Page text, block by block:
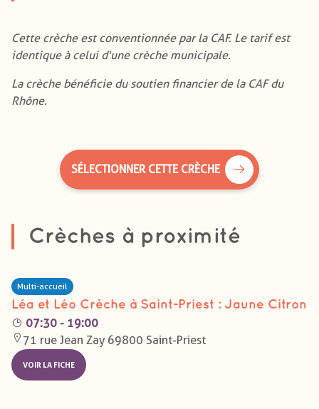
​​​​​​​Cette crèche est conventionnée par la CAF. Le tarif est
identique à celui d'une crèche municipale.
​​​​​​​La crèche bénéficie du soutien financier de la CAF du
Rhône.
SÉLECTIONNER CETTE CRÈCHE
Crèches à proximité
Multi-accueil
Léa et Léo Crèche à Saint-Priest : Jaune Citron
07:30 - 19:00
71 rue Jean Zay 69800 Saint-Priest
VOIR LA FICHE